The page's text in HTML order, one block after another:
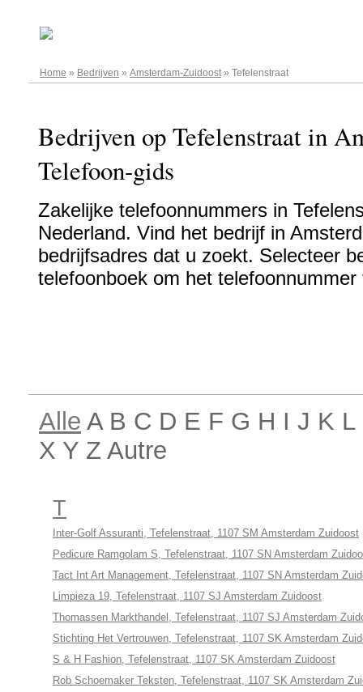
Home » Bedrijven » Amsterdam-Zuidoost» Tefelenstraat
Bedrijven op Tefelenstraat in
Telefoon-gids
Zakelijke telefoonnummers in
Nederland. Vind het bedrijf in
bedrijfsadres dat u zoekt. Selecteer
telefoonboek om het telefoonnummer
Alle A B C D E F G H I J K
X Y Z Autre
T
Inter-Golf Assuranti, Tefelenstraat, 1107 SM Amsterdam Zuidoost
Pedicure Ramgolam S, Tefelenstraat, 1107 SN Amsterdam
Tact Int Art Management, Tefelenstraat, 1107 SN Amsterdam
Limpieza 19, Tefelenstraat, 1107 SJ Amsterdam Zuidoost
Thomassen Markthandel, Tefelenstraat, 1107 SJ Amsterdam
Stichting Het Vertrouwen, Tefelenstraat, 1107 SK Amsterdam
S & H Fashion, Tefelenstraat, 1107 SK Amsterdam Zuidoost
Rob Schoemaker Teksten, Tefelenstraat, 1107 SK Amsterdam